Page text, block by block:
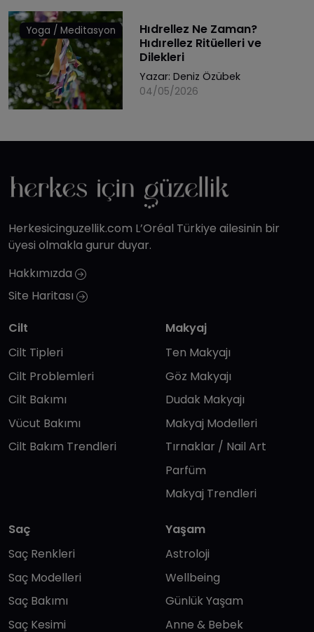
Yoga / Meditasyon
Hıdrellez Ne Zaman?
Hıdırellez Ritüelleri ve
Dilekleri
Yazar: Deniz Özübek
04/05/2026
Herkesicinguzellik.com L’Oréal Türkiye ailesinin bir
üyesi olmakla gurur duyar.
Hakkımızda
Site Haritası
Cilt
Cilt Tipleri
Cilt Problemleri
Cilt Bakımı
Vücut Bakımı
Cilt Bakım Trendleri
Makyaj
Ten Makyajı
Göz Makyajı
Dudak Makyajı
Makyaj Modelleri
Tırnaklar / Nail Art
Parfüm
Makyaj Trendleri
Saç
Saç Renkleri
Saç Modelleri
Saç Bakımı
Saç Kesimi
Yaşam
Astroloji
Wellbeing
Günlük Yaşam
Anne & Bebek